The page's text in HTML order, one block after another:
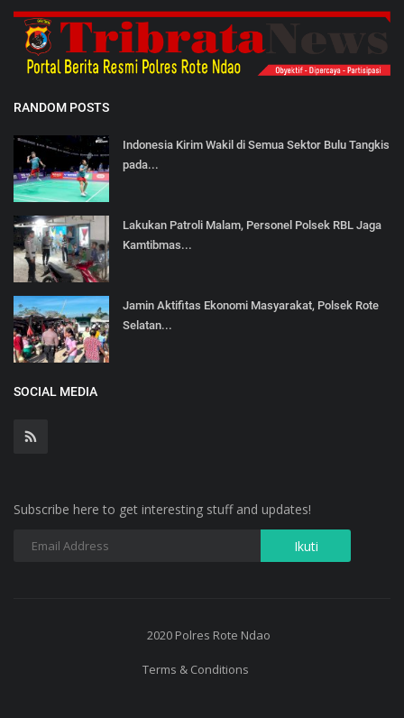
RANDOM POSTS
Indonesia Kirim Wakil di Semua Sektor Bulu Tangkis
pada...
Lakukan Patroli Malam, Personel Polsek RBL Jaga
Kamtibmas...
Jamin Aktifitas Ekonomi Masyarakat, Polsek Rote
Selatan...
SOCIAL MEDIA
Subscribe here to get interesting stuff and updates!
2020 Polres Rote Ndao
Terms & Conditions